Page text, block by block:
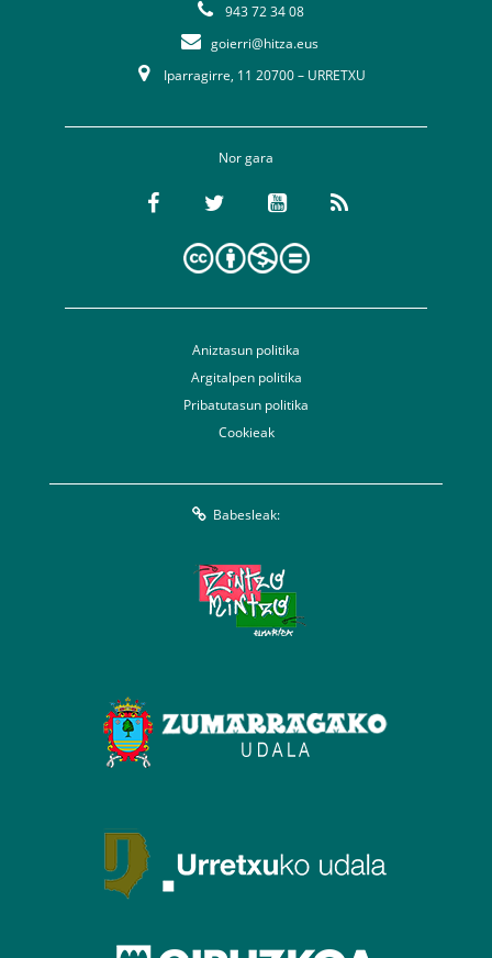
943 72 34 08
goierri@hitza.eus
Iparragirre, 11 20700 – URRETXU
Nor gara
Aniztasun politika
Argitalpen politika
Pribatutasun politika
Cookieak
Babesleak: